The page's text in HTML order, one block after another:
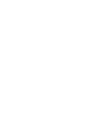
encontrarás
en cada
llevarlos a
productos